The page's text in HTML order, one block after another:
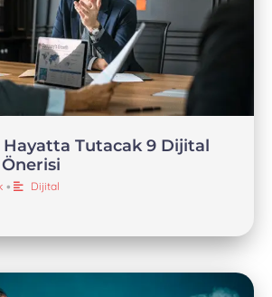
Tutacak 9 Dijital
• Dijital